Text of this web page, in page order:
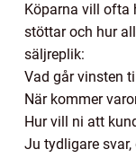
Köparna vill ofta
stöttar och hur
säljreplik:
Vad går vinsten
När kommer
Hur vill ni att
Ju tydligare